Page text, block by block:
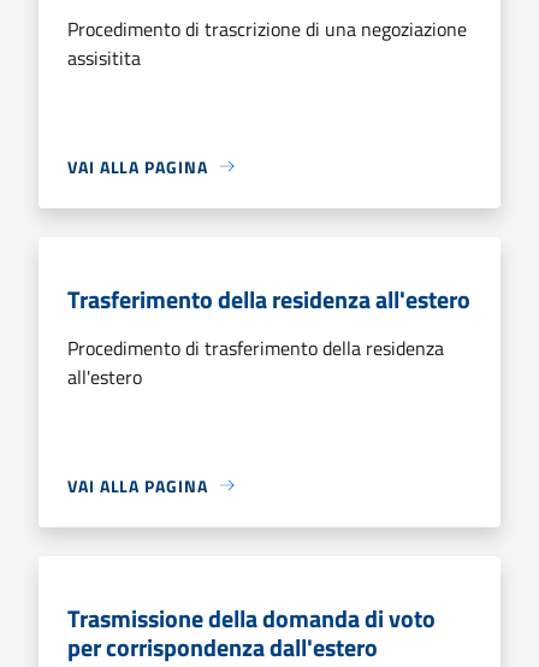
Procedimento di trascrizione di una negoziazione
assisitita
VAI ALLA PAGINA
Trasferimento della residenza all'estero
Procedimento di trasferimento della residenza
all'estero
VAI ALLA PAGINA
Trasmissione della domanda di voto
per corrispondenza dall'estero